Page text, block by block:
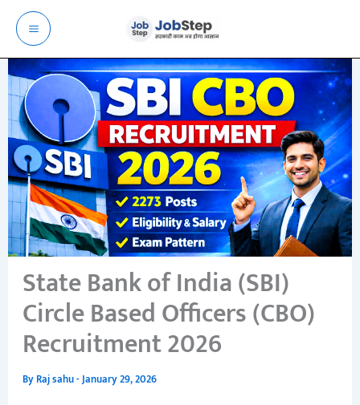
Skip
content
State Bank of India (SBI)
Circle Based Officers (CBO)
Recruitment 2026
ByRaj sahu-January 29, 2026